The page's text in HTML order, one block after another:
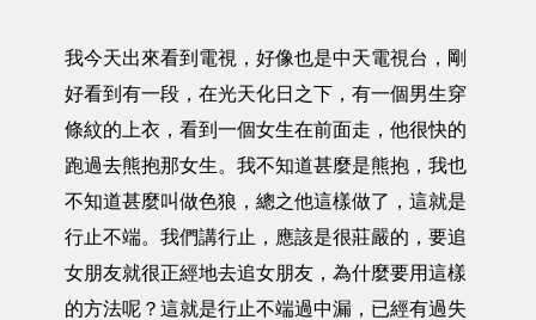
我今天出來看到電視，好像也是中天電視台，剛
好看到有一段，在光天化日之下，有一個男生穿
條紋的上衣，看到一個女生在前面走，他很快的
跑過去熊抱那女生。我不知道甚麼是熊抱，我也
不知道甚麼叫做色狼，總之他這樣做了，這就是
行止不端。我們講行止，應該是很莊嚴的，要追
女朋友就很正經地去追女朋友，為什麼要用這樣
的方法呢？這就是行止不端過中漏，已經有過失